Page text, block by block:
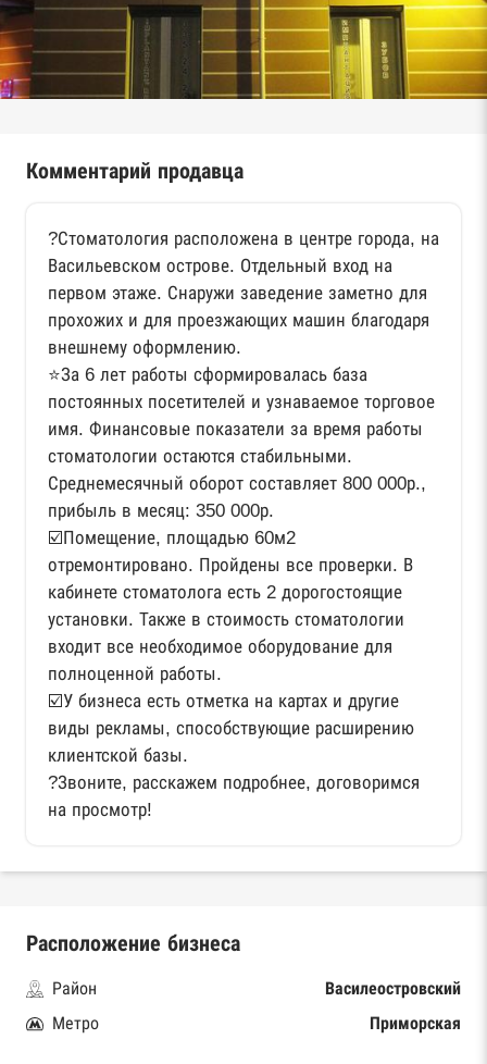
Комментарий продавца
?Стоматология расположена в центре города, на
Васильевском острове. Отдельный вход на
первом этаже. Снаружи заведение заметно для
прохожих и для проезжающих машин благодаря
внешнему оформлению.
⭐️За 6 лет работы сформировалась база
постоянных посетителей и узнаваемое торговое
имя. Финансовые показатели за время работы
стоматологии остаются стабильными.
Среднемесячный оборот составляет 800 000р.,
прибыль в месяц: 350 000р.
☑️Помещение, площадью 60м2
отремонтировано. Пройдены все проверки. В
кабинете стоматолога есть 2 дорогостоящие
установки. Также в стоимость стоматологии
входит все необходимое оборудование для
полноценной работы.
☑️У бизнеса есть отметка на картах и другие
виды рекламы, способствующие расширению
клиентской базы.
?Звоните, расскажем подробнее, договоримся
на просмотр!
Расположение бизнеса
Район
Василеостровский
Метро
Приморская